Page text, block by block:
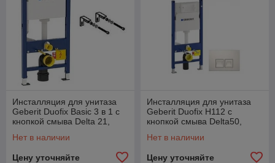
Инсталляция для унитаза
Geberit Duofix Basic 3 в 1 c
кнопкой смыва Delta 21,
Нет в наличии
Цену уточняйте
Инсталляция для унитаза
Geberit Duofix H112 с
кнопкой смыва Delta50,
Нет в наличии
Цену уточняйте